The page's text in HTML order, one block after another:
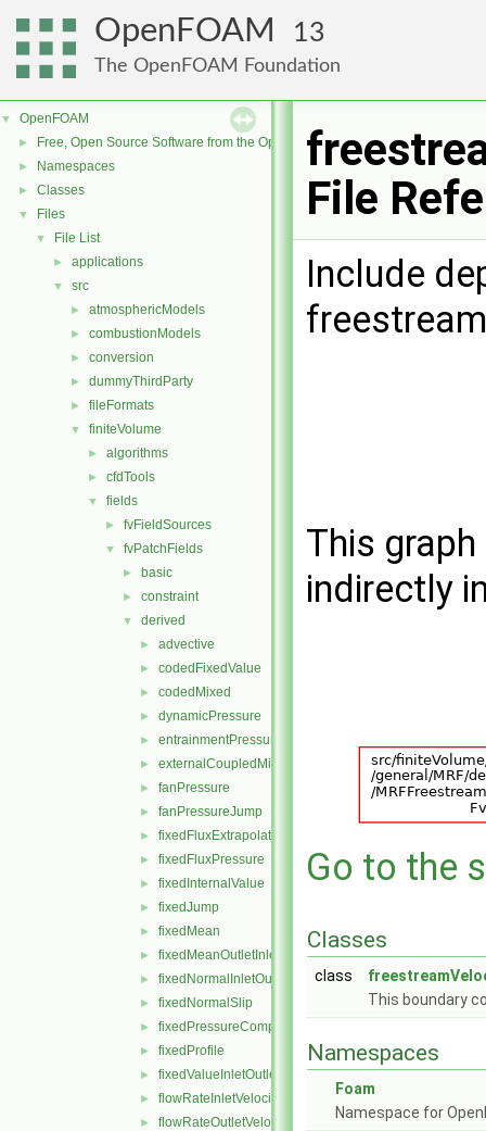
OpenFOAM 13
The OpenFOAM Foundation
▼ OpenFOAM
► Free, Open Source Software from the OpenFOAM Foundation
► Namespaces
► Classes
▼ Files
▼ File List
► applications
▼ src
► atmosphericModels
► combustionModels
► conversion
► dummyThirdParty
► fileFormats
▼ finiteVolume
► algorithms
► cfdTools
▼ fields
► fvFieldSources
▼ fvPatchFields
► basic
► constraint
▼ derived
► advective
► codedFixedValue
► codedMixed
► dynamicPressure
► entrainmentPressure
► externalCoupledMixed
► fanPressure
► fanPressureJump
► fixedFluxExtrapolatedPressure
► fixedFluxPressure
► fixedInternalValue
► fixedJump
► fixedMean
► fixedMeanOutletInlet
► fixedNormalInletOutletVelocity
► fixedNormalSlip
► fixedPressureCompressibleDensity
► fixedProfile
► fixedValueInletOutlet
► flowRateInletVelocity
► flowRateOutletVelocity
File
Include
This
indirectly
Go to the
Classes
class
This boundary
Namespaces
Foam
Namespace for